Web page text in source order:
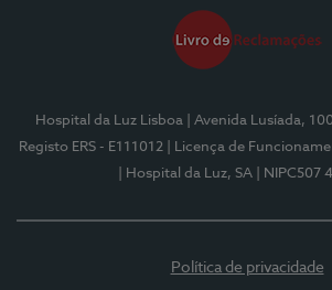
Hospital da Luz Lisboa | Avenida Lusíada,
Registo ERS - E111012
| Licença de
| Hospital da Luz, SA
| NIPC507
Política de privacidade